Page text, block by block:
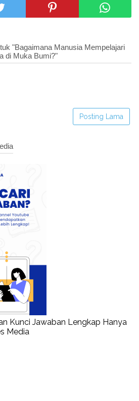
"Bagaimana Manusia Mempelajari
di Muka Bumi?"
Posting Lama
Kunci Jawaban Lengkap Hanya
Media